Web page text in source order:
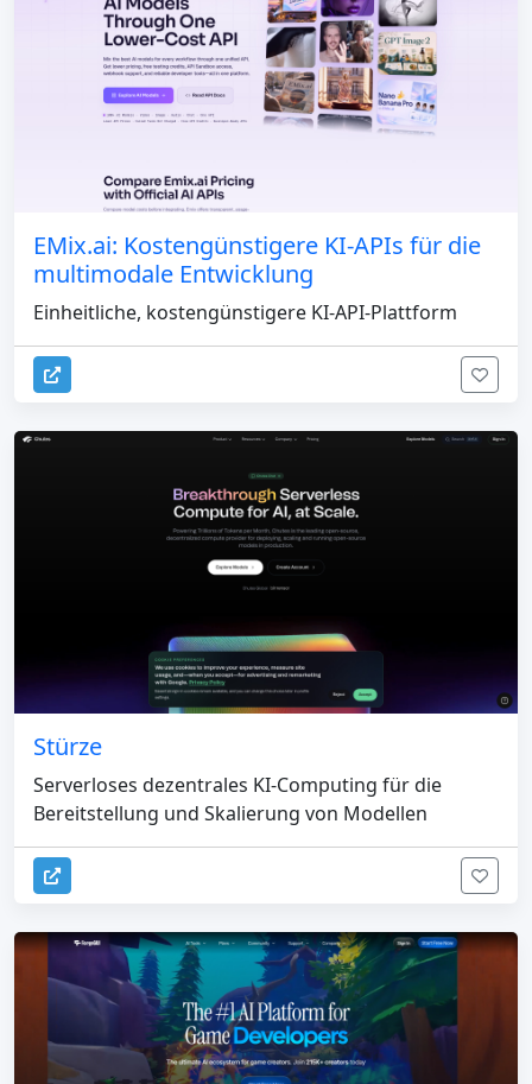
EMix.ai: Kostengünstigere KI-APIs für die
multimodale Entwicklung
Einheitliche, kostengünstigere KI-API-Plattform
Stürze
Serverloses dezentrales KI-Computing für die
Bereitstellung und Skalierung von Modellen